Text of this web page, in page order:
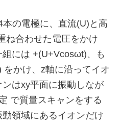
の電極に、直流(U)と高
ね合わせた電圧をかけ
には +(U+Vcosωt)、も
かけ、z軸に沿ってイオ
はxy平面に振動しなが
で質量スキャンをする
領域にあるイオンだけ